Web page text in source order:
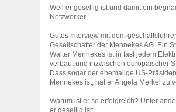
Weil er gesellig ist und damit ein
Netzwerker.
Gutes Interview mit dem
Gesellschafter der Mennekes AG. Ein
Walter Mennekes ist in fast jedem
verbaut und inzwischen europäischer
Dass sogar der ehemalige US-
Mennekes ist, hat er Angela Merkel zu
Warum ist er so erfolgreich? Unter
er gesellig ist: